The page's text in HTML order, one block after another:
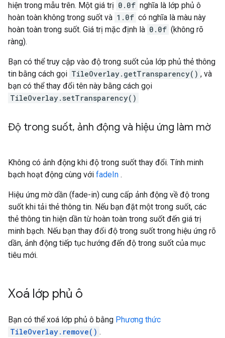
hiện trong mẫu trên. Một giá trị 0.0f nghĩa là lớp phủ ô
hoàn toàn không trong suốt và 1.0f có nghĩa là màu này
hoàn toàn trong suốt. Giá trị mặc định là 0.0f (không rõ
ràng).
Bạn có thể truy cập vào độ trong suốt của lớp phủ thẻ thông
tin bằng cách gọi TileOverlay.getTransparency() , và
bạn có thể thay đổi tên này bằng cách gọi
TileOverlay.setTransparency()
Độ trong suốt, ảnh động và hiệu ứng làm mờ
Không có ảnh động khi độ trong suốt thay đổi. Tính minh
bạch hoạt động cùng với fadeIn .
Hiệu ứng mờ dần (fade-in) cung cấp ảnh động về độ trong
suốt khi tải thẻ thông tin. Nếu bạn đặt một trong suốt, các
thẻ thông tin hiện dần từ hoàn toàn trong suốt đến giá trị
minh bạch. Nếu bạn thay đổi độ trong suốt trong hiệu ứng rõ
dần, ảnh động tiếp tục hướng đến độ trong suốt của mục
tiêu mới.
Xoá lớp phủ ô
Bạn có thể xoá lớp phủ ô bằng Phương thức
TileOverlay.remove() .